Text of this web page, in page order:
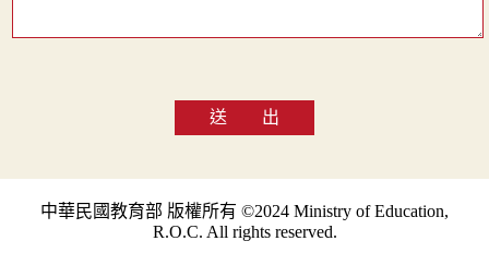
送 出
中華民國教育部 版權所有 ©2024 Ministry of Education,
R.O.C. All rights reserved.